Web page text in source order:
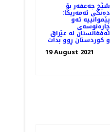
شێخ جەعفەر بۆ
دەنگی ئەمەریکا:
پێموانییه‌ ئەو
چارەنوسەی
ئه‌فغانستان له‌ عێراق
و کوردستان ڕوو بدات
19 August 2021